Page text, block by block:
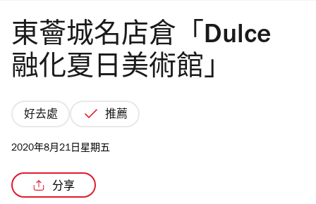
東薈城名店倉「Dulce
融化夏日美術館」
好去處 推薦
2020年8月21日星期五
分享